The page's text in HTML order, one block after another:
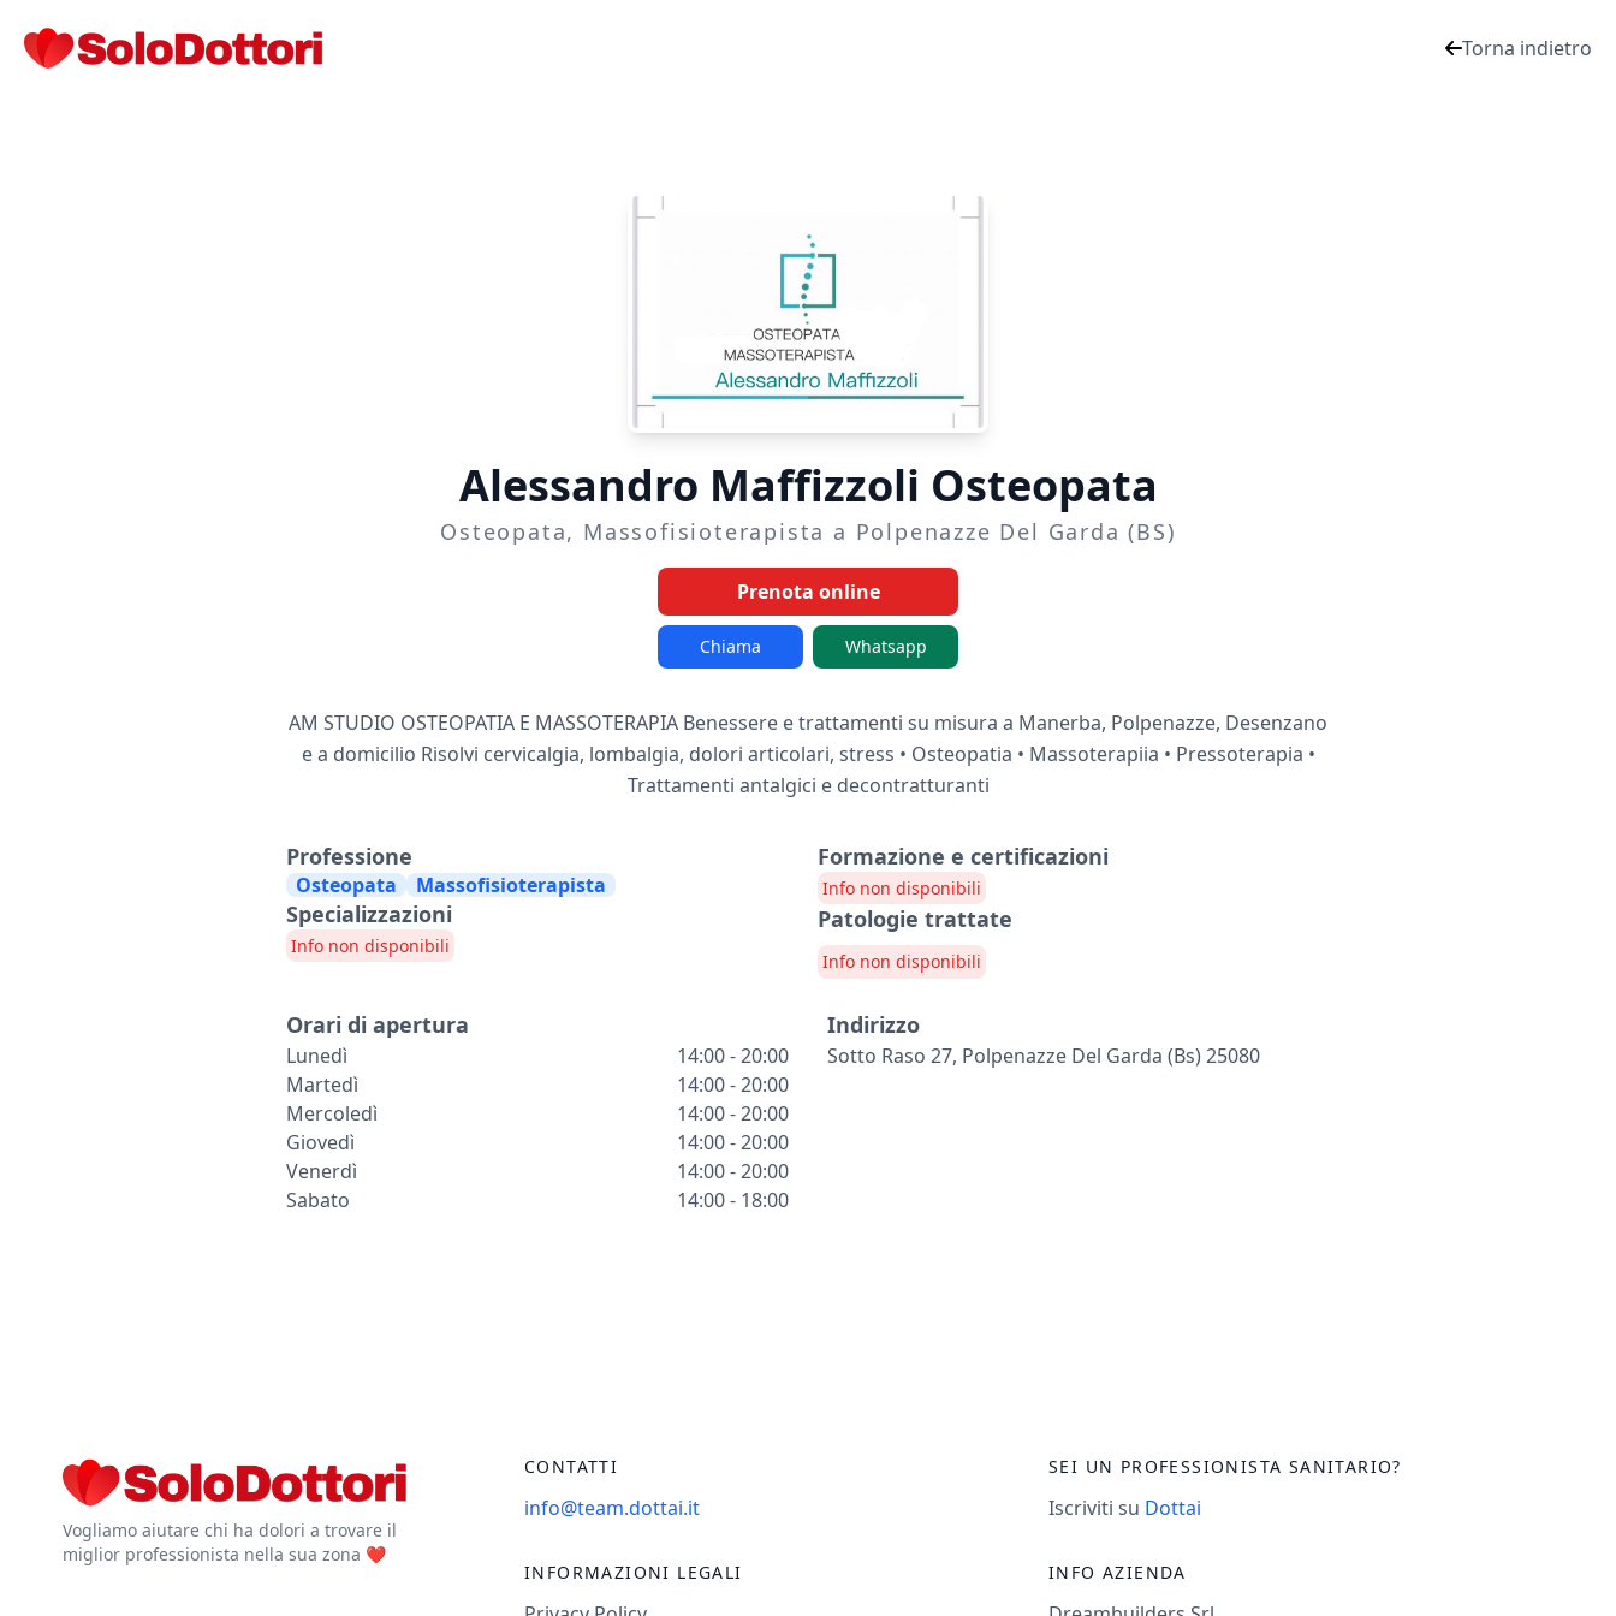
Torna indietro
Alessandro Maffizzoli Osteopata
Osteopata, Massofisioterapista a Polpenazze Del Garda (BS)
Prenota online
Chiama Whatsapp
AM STUDIO OSTEOPATIA E MASSOTERAPIA Benessere e trattamenti su misura a Manerba, Polpenazze, Desenzano
e a domicilio Risolvi cervicalgia, lombalgia, dolori articolari, stress • Osteopatia • Massoterapiia • Pressoterapia •
Trattamenti antalgici e decontratturanti
Professione
Osteopata Massofisioterapista
Specializzazioni
Info non disponibili
Formazione e certificazioni
Info non disponibili
Patologie trattate
Info non disponibili
Orari di apertura
Lunedì
14:00 - 20:00
Martedì
14:00 - 20:00
Mercoledì
14:00 - 20:00
Giovedì
14:00 - 20:00
Venerdì
14:00 - 20:00
Sabato
14:00 - 18:00
Indirizzo
Sotto Raso 27, Polpenazze Del Garda (bs) 25080
Vogliamo aiutare chi ha dolori a trovare il
miglior professionista nella sua zona ❤️
CONTATTI
info@team.dottai.it
INFORMAZIONI LEGALI
SEI UN PROFESSIONISTA SANITARIO?
Iscriviti su Dottai
INFO AZIENDA